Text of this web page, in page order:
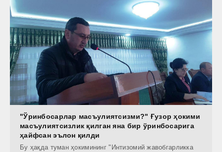
"Ўринбосарлар масъулиятсизми?" Ғузор ҳокими
масъулиятсизлик қилган яна бир ўринбосарига
ҳайфсан эълон қилди
Бу ҳақда туман ҳокимининг "Интизомий жавобгарликка